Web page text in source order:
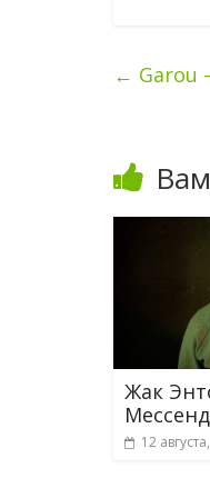
← Garou
Жак
12